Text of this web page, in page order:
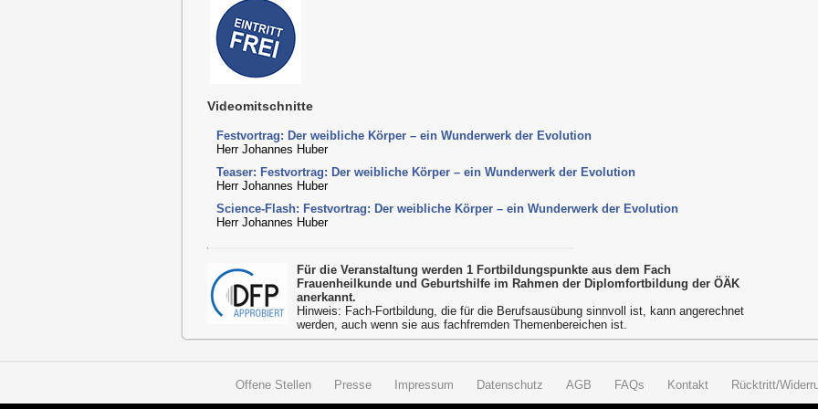
Videomitschnitte
Festvortrag: Der weibliche Körper – ein Wunderwerk der Evolution
Herr Johannes Huber
Teaser: Festvortrag: Der weibliche Körper – ein Wunderwerk der Evolution
Herr Johannes Huber
Science-Flash: Festvortrag: Der weibliche Körper – ein Wunderwerk der Evolution
Herr Johannes Huber
Für die Veranstaltung werden 1 Fortbildungspunkte aus dem Fach
Frauenheilkunde und Geburtshilfe im Rahmen der Diplomfortbildung der ÖÄK
anerkannt.
Hinweis: Fach-Fortbildung, die für die Berufsausübung sinnvoll ist, kann angerechnet
werden, auch wenn sie aus fachfremden Themenbereichen ist.
Offene Stellen Presse Impressum Datenschutz AGB FAQs Kontakt Rücktritt/